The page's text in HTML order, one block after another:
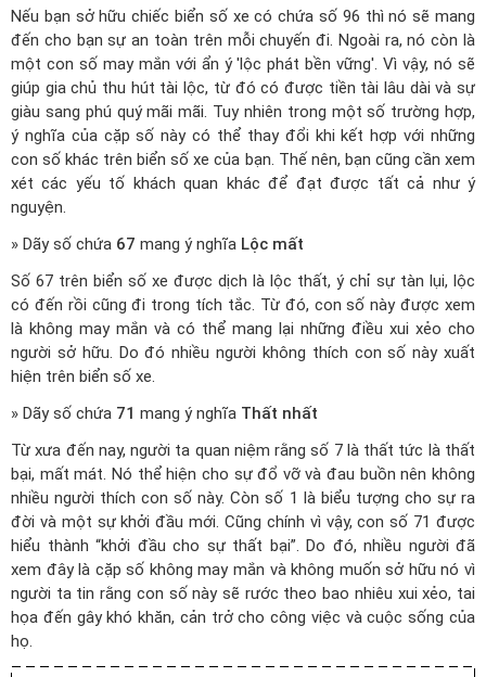
Nếu bạn sở hữu chiếc biển số xe có chứa số 96 thì nó sẽ mang
đến cho bạn sự an toàn trên mỗi chuyến đi. Ngoài ra, nó còn là
một con số may mắn với ẩn ý 'lộc phát bền vững'. Vì vậy, nó sẽ
giúp gia chủ thu hút tài lộc, từ đó có được tiền tài lâu dài và sự
giàu sang phú quý mãi mãi. Tuy nhiên trong một số trường hợp,
ý nghĩa của cặp số này có thể thay đổi khi kết hợp với những
con số khác trên biển số xe của bạn. Thế nên, bạn cũng cần xem
xét các yếu tố khách quan khác để đạt được tất cả như ý
nguyện.
» Dãy số chứa 67 mang ý nghĩa Lộc mất
Số 67 trên biển số xe được dịch là lộc thất, ý chỉ sự tàn lụi, lộc
có đến rồi cũng đi trong tích tắc. Từ đó, con số này được xem
là không may mắn và có thể mang lại những điều xui xẻo cho
người sở hữu. Do đó nhiều người không thích con số này xuất
hiện trên biển số xe.
» Dãy số chứa 71 mang ý nghĩa Thất nhất
Từ xưa đến nay, người ta quan niệm rằng số 7 là thất tức là thất
bại, mất mát. Nó thể hiện cho sự đổ vỡ và đau buồn nên không
nhiều người thích con số này. Còn số 1 là biểu tượng cho sự ra
đời và một sự khởi đầu mới. Cũng chính vì vậy, con số 71 được
hiểu thành “khởi đầu cho sự thất bại”. Do đó, nhiều người đã
xem đây là cặp số không may mắn và không muốn sở hữu nó vì
người ta tin rằng con số này sẽ rước theo bao nhiêu xui xẻo, tai
họa đến gây khó khăn, cản trở cho công việc và cuộc sống của
họ.